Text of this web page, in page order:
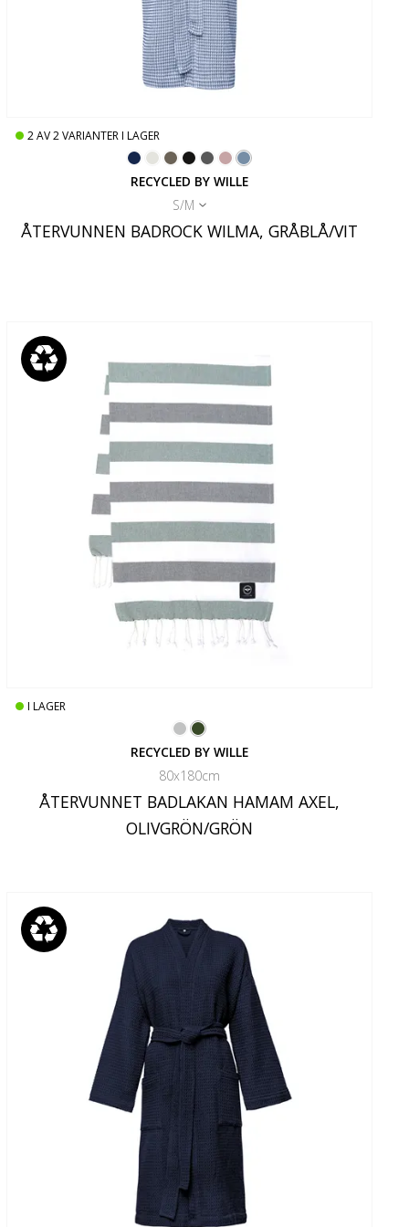
2AV2VARIANTER I LAGER
RECYCLED BY WILLE
S/M
ÅTERVUNNEN BADROCK WILMA, GRÅBLÅ/VIT
I LAGER
RECYCLED BY WILLE
80x180cm
ÅTERVUNNET BADLAKAN HAMAM AXEL,
OLIVGRÖN/GRÖN